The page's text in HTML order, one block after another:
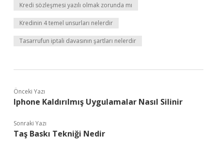
Kredi sözleşmesi yazılı olmak zorunda mı
Kredinin 4 temel unsurları nelerdir
Tasarrufun iptali davasının şartları nelerdir
Önceki Yazı
Iphone Kaldırılmış Uygulamalar Nasıl Silinir
Sonraki Yazı
Taş Baskı Tekniği Nedir